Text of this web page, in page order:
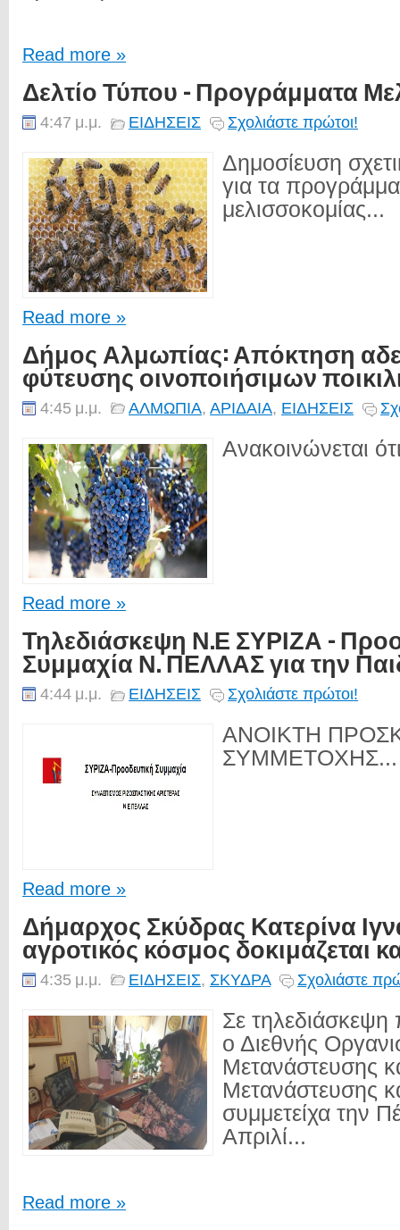
Read more »
Δελτίο Τύπου - Προγράμματα
4:47 μ.μ. ΕΙΔΗΣΕΙΣ Σχολιάστε πρώτοι!
Δημοσίευση
για τα
μελισσοκομίας...
Read more »
Δήμος Αλμωπίας: Απόκτηση
φύτευσης οινοποιήσιμων
4:45 μ.μ. ΑΛΜΩΠΙΑ, ΑΡΙΔΑΙΑ, ΕΙΔΗΣΕΙΣ
Ανακοινώνεται
Read more »
Τηλεδιάσκεψη Ν.Ε ΣΥΡΙΖΑ -
Συμμαχία Ν. ΠΕΛΛΑΣ για την
4:44 μ.μ. ΕΙΔΗΣΕΙΣ Σχολιάστε πρώτοι!
ΑΝΟΙΚΤΗ
ΣΥΜΜΕΤΟΧΗΣ...
Read more »
Δήμαρχος Σκύδρας Κατερίνα
αγροτικός κόσμος δοκιμάζεται
4:35 μ.μ. ΕΙΔΗΣΕΙΣ, ΣΚΥΔΡΑ Σχολιάστε
Σε
ο Διεθνής
Μετανάστευσης
Μετανάστευσης
συμμετείχα την
Απριλί...
Read more »